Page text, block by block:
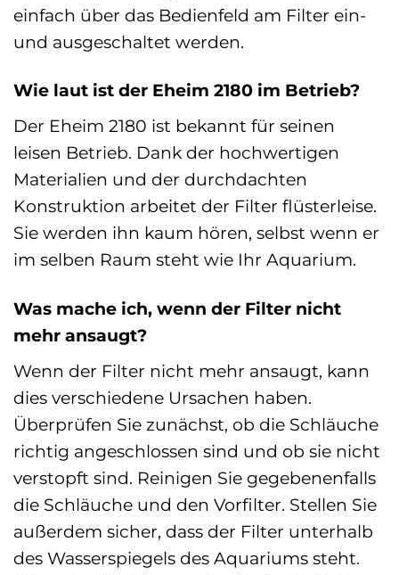
einfach über das Bedienfeld am Filter ein-
und ausgeschaltet werden.
Wie laut ist der Eheim 2180 im Betrieb?
Der Eheim 2180 ist bekannt für seinen
leisen Betrieb. Dank der hochwertigen
Materialien und der durchdachten
Konstruktion arbeitet der Filter flüsterleise.
Sie werden ihn kaum hören, selbst wenn er
im selben Raum steht wie Ihr Aquarium.
Was mache ich, wenn der Filter nicht
mehr ansaugt?
Wenn der Filter nicht mehr ansaugt, kann
dies verschiedene Ursachen haben.
Überprüfen Sie zunächst, ob die Schläuche
richtig angeschlossen sind und ob sie nicht
verstopft sind. Reinigen Sie gegebenenfalls
die Schläuche und den Vorfilter. Stellen Sie
außerdem sicher, dass der Filter unterhalb
des Wasserspiegels des Aquariums steht.